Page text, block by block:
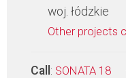
woj. łódzkie
Other projects
Call : SONATA 18